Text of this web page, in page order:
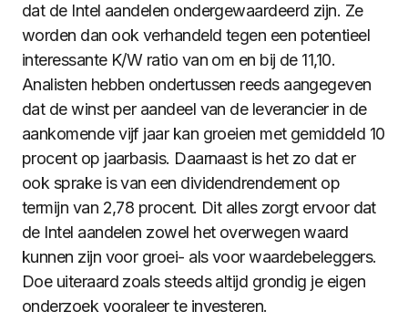
dat de Intel aandelen ondergewaardeerd zijn. Ze
worden dan ook verhandeld tegen een potentieel
interessante K/W ratio van om en bij de 11,10.
Analisten hebben ondertussen reeds aangegeven
dat de winst per aandeel van de leverancier in de
aankomende vijf jaar kan groeien met gemiddeld 10
procent op jaarbasis. Daarnaast is het zo dat er
ook sprake is van een dividendrendement op
termijn van 2,78 procent. Dit alles zorgt ervoor dat
de Intel aandelen zowel het overwegen waard
kunnen zijn voor groei- als voor waardebeleggers.
Doe uiteraard zoals steeds altijd grondig je eigen
onderzoek vooraleer te investeren.